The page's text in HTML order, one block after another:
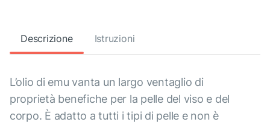
Descrizione Istruzioni
L’olio di emu vanta un largo ventaglio di
proprietà benefiche per la pelle del viso e del
corpo. È adatto a tutti i tipi di pelle e non è